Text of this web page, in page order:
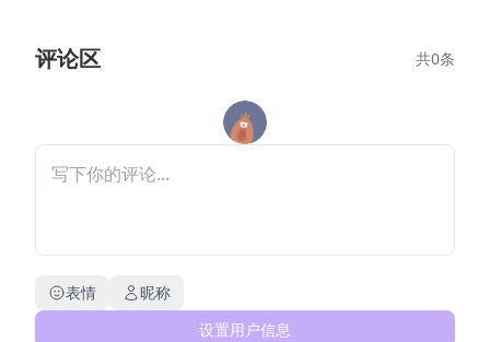
评论区 共0条
表情
昵称
设置用户信息